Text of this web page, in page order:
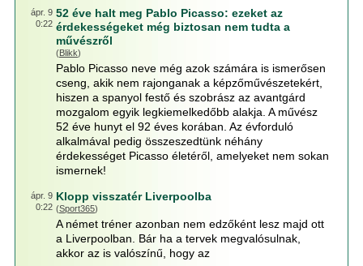
ápr. 9
0:22
52 éve halt meg Pablo Picasso: ezeket az
érdekességeket még biztosan nem tudta a
művészről
(Blikk)
Pablo Picasso neve még azok számára is ismerősen
cseng, akik nem rajonganak a képzőművészetekért,
hiszen a spanyol festő és szobrász az avantgárd
mozgalom egyik legkiemelkedőbb alakja. A művész
52 éve hunyt el 92 éves korában. Az évforduló
alkalmával pedig összeszedtünk néhány
érdekességet Picasso életéről, amelyeket nem sokan
ismernek!
ápr. 9
0:22
Klopp visszatér Liverpoolba
(Sport365)
A német tréner azonban nem edzőként lesz majd ott
a Liverpoolban. Bár ha a tervek megvalósulnak,
akkor az is valószínű, hogy az